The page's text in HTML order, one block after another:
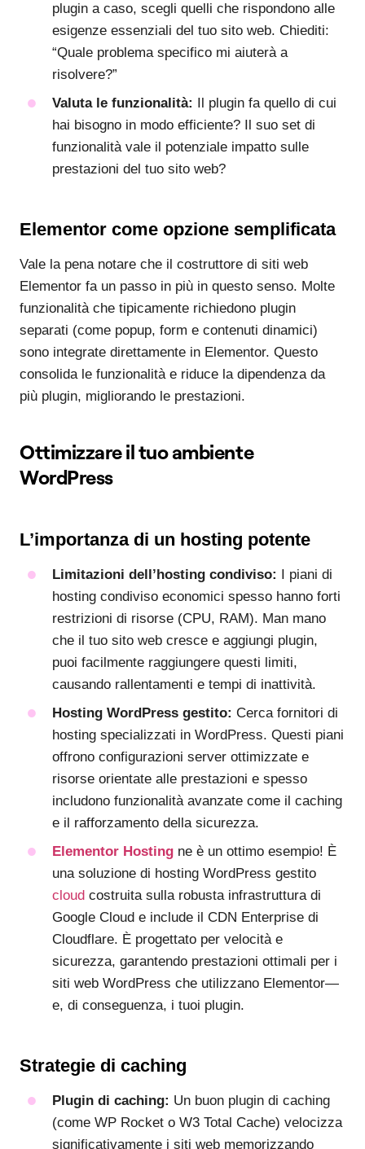
plugin a caso, scegli quelli che rispondono alle
esigenze essenziali del tuo sito web. Chiediti:
“Quale problema specifico mi aiuterà a
risolvere?”
Valuta le funzionalità: Il plugin fa quello di cui
hai bisogno in modo efficiente? Il suo set di
funzionalità vale il potenziale impatto sulle
prestazioni del tuo sito web?
Elementor come opzione semplificata
Vale la pena notare che il costruttore di siti web
Elementor fa un passo in più in questo senso. Molte
funzionalità che tipicamente richiedono plugin
separati (come popup, form e contenuti dinamici)
sono integrate direttamente in Elementor. Questo
consolida le funzionalità e riduce la dipendenza da
più plugin, migliorando le prestazioni.
Ottimizzare il tuo ambiente
WordPress
L’importanza di un hosting potente
Limitazioni dell’hosting condiviso: I piani di
hosting condiviso economici spesso hanno forti
restrizioni di risorse (CPU, RAM). Man mano
che il tuo sito web cresce e aggiungi plugin,
puoi facilmente raggiungere questi limiti,
causando rallentamenti e tempi di inattività.
Hosting WordPress gestito: Cerca fornitori di
hosting specializzati in WordPress. Questi piani
offrono configurazioni server ottimizzate e
risorse orientate alle prestazioni e spesso
includono funzionalità avanzate come il caching
e il rafforzamento della sicurezza.
Elementor Hosting ne è un ottimo esempio! È
una soluzione di hosting WordPress gestito
cloud costruita sulla robusta infrastruttura di
Google Cloud e include il CDN Enterprise di
Cloudflare. È progettato per velocità e
sicurezza, garantendo prestazioni ottimali per i
siti web WordPress che utilizzano Elementor—
e, di conseguenza, i tuoi plugin.
Strategie di caching
Plugin di caching: Un buon plugin di caching
(come WP Rocket o W3 Total Cache) velocizza
significativamente i siti web memorizzando